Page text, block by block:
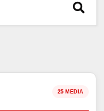
25 MEDIA